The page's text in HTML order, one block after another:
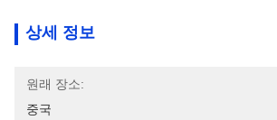
상세 정보
원래 장소:
중국